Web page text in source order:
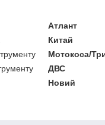
Атлант
Китай
Мотокоса/
ДВС
Новий